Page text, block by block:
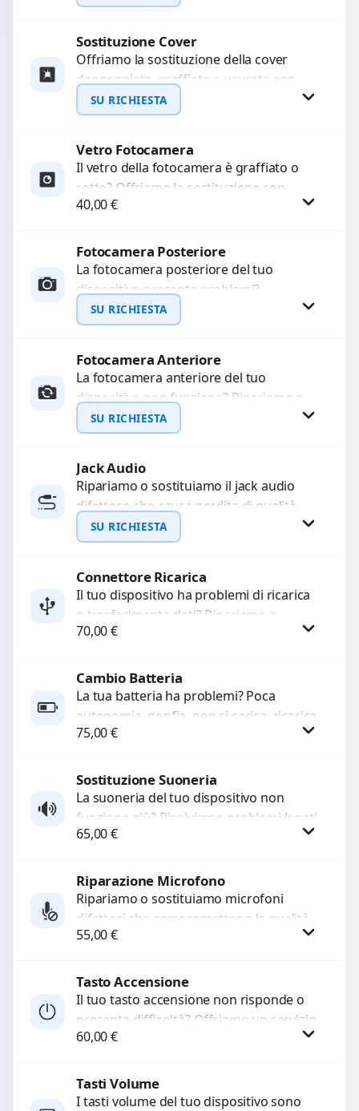
LCD rotto, aloni o colori sbiaditi,...
Richiedi Preventivo
WhatsApp
Sostituzione Cover
Offriamo la sostituzione della cover
danneggiata, graffiata o usurata con
ricambi di alta qualità e garantiti.
Ripristiniamo l’aspetto estetico e...
SU RICHIESTA
Richiedi Preventivo
WhatsApp
Vetro Fotocamera
Il vetro della fotocamera è graffiato o
rotto? Offriamo la sostituzione con
ricambi di alta qualità garantiti per 3
40,00€
Procedi
Fotocamera Posteriore
La fotocamera posteriore del tuo
dispositivo presenta problemi?
Interveniamo per risolvere guasti come
immagini sfocate, messa a fuoco non
SU RICHIESTA
Richiedi Preventivo
WhatsApp
Fotocamera Anteriore
La fotocamera anteriore del tuo
dispositivo non funziona? Ripariamo o
sostituiamo fotocamere guaste con
problemi come immagini sfocate, messa
SU RICHIESTA
Richiedi Preventivo
WhatsApp
Jack Audio
Ripariamo o sostituiamo il jack audio
difettoso che causa perdita di qualità
sonora o impossibilità di collegare cuffie
e accessori....
SU RICHIESTA
Richiedi Preventivo
Connettore Ricarica
Il tuo dispositivo ha problemi di ricarica
o trasferimento dati? Ripariamo o
sostituiamo connettori di ricarica guasti,
70,00€
Procedi
Cambio Batteria
La tua batteria ha problemi? Poca
autonomia, gonfia, non si carica, ricarica
lenta o cicli di ricarica esauriti?
75,00€
Procedi
Sostituzione Suoneria
La suoneria del tuo dispositivo non
funziona più? Risolviamo problemi legati
a moduli audio difettosi con interventi
65,00€
Procedi
Riparazione Microfono
Ripariamo o sostituiamo microfoni
difettosi che compromettono la qualità
audio delle registrazioni o delle
di...
55,00€
Procedi
Tasto Accensione
Il tuo tasto accensione non risponde o
presenta difficoltà? Offriamo un servizio
professionale di riparazione o
60,00€
Tasti Volume
I tasti volume del tuo dispositivo sono